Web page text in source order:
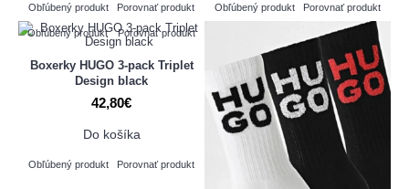
Obľúbený produkt Porovnať produkt Obľúbený produkt Porovnať produkt
Obľúbený produkt Porovnať produkt
Boxerky HUGO 3-pack Triplet
Design black
42,80€
Do košíka
Obľúbený produkt Porovnať produkt